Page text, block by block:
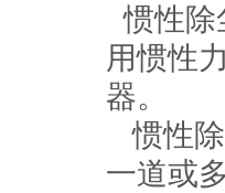
惯性除
用惯性
器。
惯性
一道或